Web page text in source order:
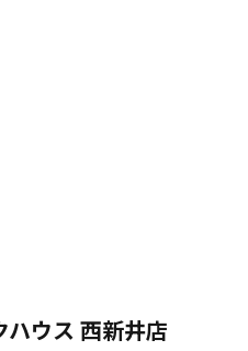
ウス 西新井店